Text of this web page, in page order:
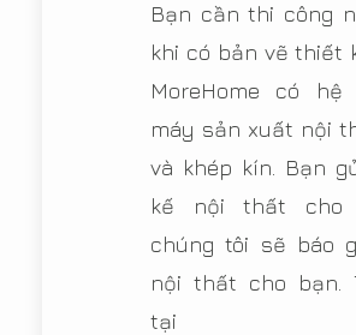
Bạn cần thi công
khi có bản vẽ thiết
MoreHome có
máy sản xuất nội
và khép kín. Bạn
kế nội thất cho
chúng tôi sẽ báo
nội thất cho bạn.
tại